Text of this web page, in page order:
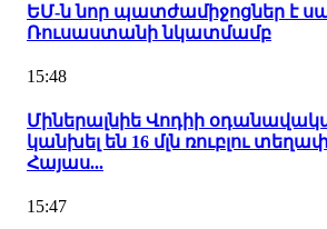
ԵՄ-ն նոր պատժամիջոցներ է
Ռուսաստանի նկատմամբ
15:48
Միներալնիե Վոդիի
կանխել են 16 մլն ռուբլու
Հայաս...
15:47